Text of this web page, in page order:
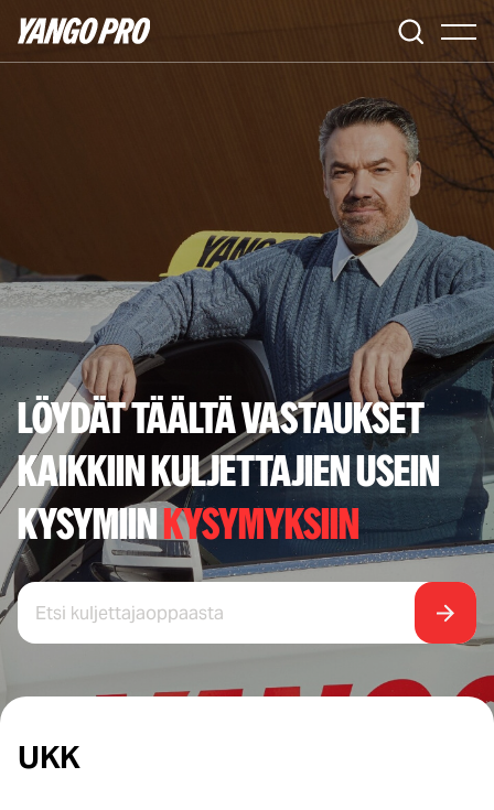
LÖYDÄT TÄÄLTÄ VASTAUKSET
KAIKKIIN KULJETTAJIEN USEIN
KYSYMIINKYSYMYKSIIN
UKK